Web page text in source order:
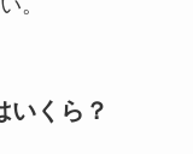
いくら？